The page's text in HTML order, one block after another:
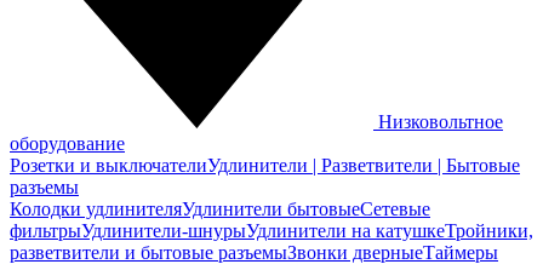
Низковольтное
оборудование
Розетки и выключателиУдлинители | Разветвители | Бытовые
разъемы
Колодки удлинителяУдлинители бытовыеСетевые
фильтрыУдлинители-шнурыУдлинители на катушкеТройники,
разветвители и бытовые разъемыЗвонки дверныеТаймеры